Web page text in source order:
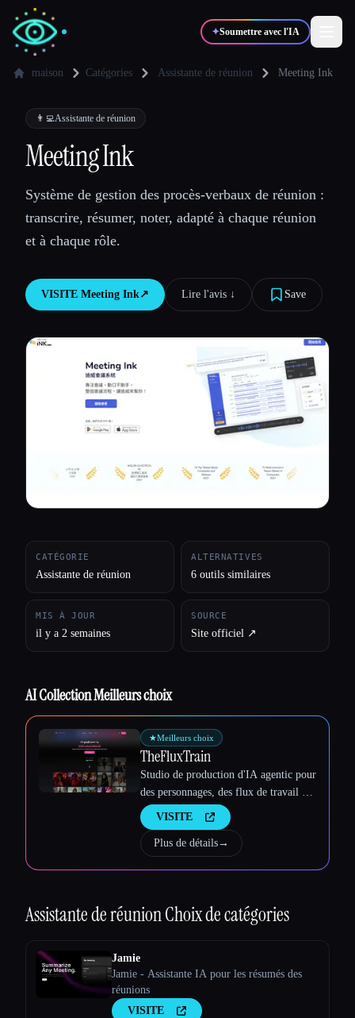
✦Soumettre avec l'IA
✍️Auteurs
💻 Développeurs
🎓Étudiants 🎬Créateurs
Blog
Comparer les outils
Toutes les catégories
maison Catégories Assistante de réunion Meeting Ink
👨‍💻Assistante de réunion
Meeting Ink
Système de gestion des procès-verbaux de réunion :
transcrire, résumer, noter, adapté à chaque réunion
et à chaque rôle.
VISITE Meeting Ink↗︎ Lire l'avis ↓︎ Save
CATÉGORIE
Assistante de réunion
ALTERNATIVES
6 outils similaires
MIS À JOUR
il y a 2 semaines
SOURCE
Site officiel ↗︎
AI Collection Meilleurs choix
★Meilleurs choix
TheFluxTrain
Studio de production d'IA agentic pour
des personnages, des flux de travail et
des vidéos cohérents
VISITE
Plus de détails→
Assistante de réunionChoix de catégories
Jamie
Jamie - Assistante IA pour les résumés des
réunions
VISITE